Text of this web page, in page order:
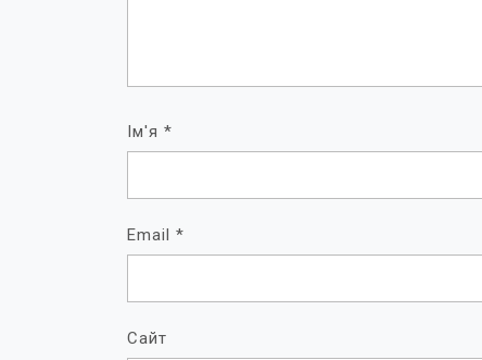
Ім'я *
Email *
Сайт